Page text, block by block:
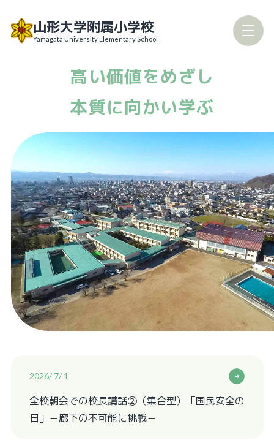
to
山形大学附属小学校
Yamagata University Elementary School
校長室だより
学校要覧
学校評価
いじめ防止対策基本方針
施設概要
目指していること
各教科部
高い価値をめざし
本質に向かい学ぶ
2026/ 7/ 1
全校朝会での校長講話②（集合型）「国民安全の
日」－廊下の不可能に挑戦－